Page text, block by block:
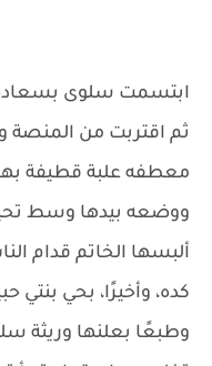
ابتسمت سلوى بسعادة،
ثم اقتربت من المنصة
معطفه علبة قطيفة
ووضعه بيدها وسط
ألبسها الخاتم قدام
كده، وأخيرًا، بحي بنتي
وطبعًا بعلنها وريثة